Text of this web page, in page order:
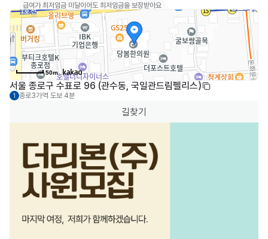
급여가 최저임금 미달이어도 최저임금을 보장받아요
50m
서울 종로구 수표로 96 (관수동, 국일관드림펠리스)
1 종로3가역 도보 4분
길찾기